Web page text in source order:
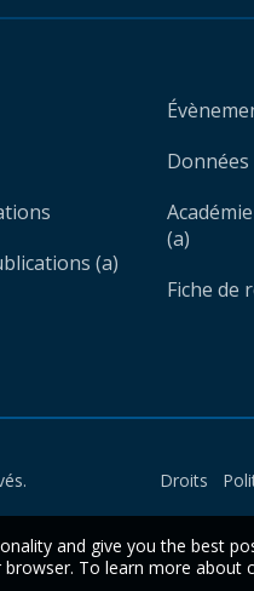
(a)
Données
(a)
Fiche de
Droits
and give you the best
To learn more about